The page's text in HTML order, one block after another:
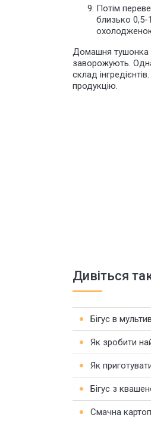
Потім
близько 0,5-
Домашня тушонка -
заворожують.
склад
продукцію.
Дивіться
Бігус в
Як зробити
Як
Бігус з
Смачна